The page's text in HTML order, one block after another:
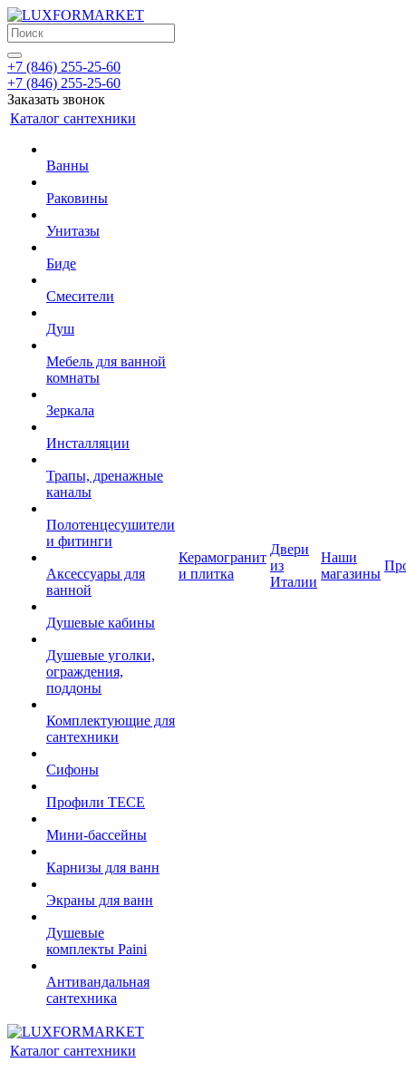
+7 (846) 255-25-60
+7 (846) 255-25-60
Заказать звонок
Каталог сантехники
Ванны
Раковины
Унитазы
Биде
Смесители
Душ
Мебель для ванной
комнаты
Зеркала
Инсталляции
Трапы, дренажные
каналы
Полотенцесушители
и фитинги
Аксессуары для
ванной
Душевые кабины
Душевые уголки,
ограждения,
поддоны
Комплектующие для
сантехники
Сифоны
Профили TECE
Мини-бассейны
Карнизы для ванн
Экраны для ванн
Душевые
комплекты Paini
Антивандальная
сантехника
Керамогранит
и плитка
Двери
из
Италии
Наши
магазины
Каталог сантехники